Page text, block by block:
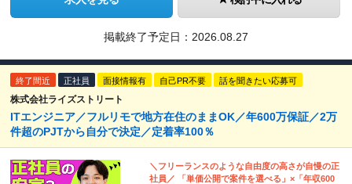
掲載終了予定日： 2026.08.27
終了間近 正社員 面接情報有 自己PR不要 話を聞きたい応募可
株式会社ライズストリート
ITエンジニア／フルリモで地方在住のままOK／年600万保証／2万
件超のPJTから自分で決定／定着率100％
＼フリーランスのような自由度の高さが自慢の正
社員／ 「単価公開で案件を選べる」×「年収600